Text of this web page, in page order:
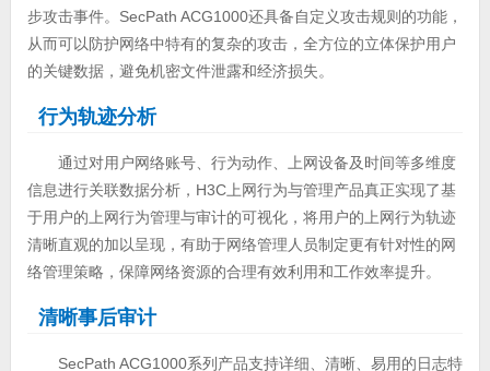
步攻击事件。SecPath ACG1000还具备自定义攻击规则的功能，
从而可以防护网络中特有的复杂的攻击，全方位的立体保护用户
的关键数据，避免机密文件泄露和经济损失。
行为轨迹分析
通过对用户网络账号、行为动作、上网设备及时间等多维度
信息进行关联数据分析，H3C上网行为与管理产品真正实现了基
于用户的上网行为管理与审计的可视化，将用户的上网行为轨迹
清晰直观的加以呈现，有助于网络管理人员制定更有针对性的网
络管理策略，保障网络资源的合理有效利用和工作效率提升。
清晰事后审计
SecPath ACG1000系列产品支持详细、清晰、易用的日志特